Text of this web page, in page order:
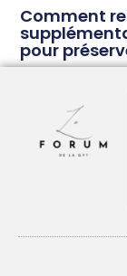
Comment
pour